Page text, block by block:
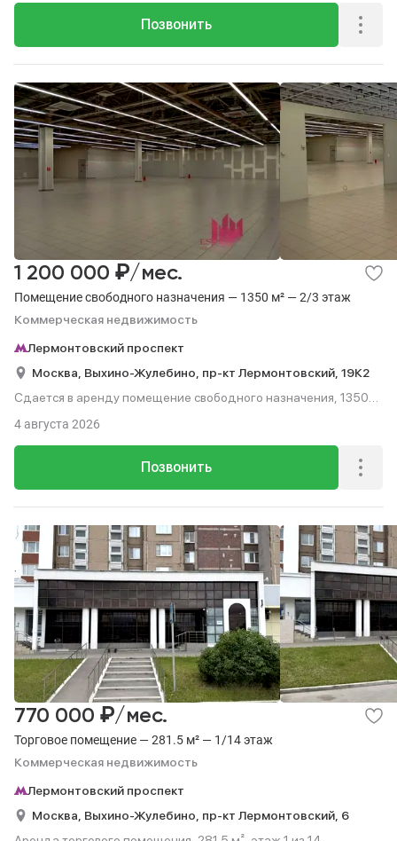
Позвонить
Помещение свободного назначения — 1350 м² — 2/3 этаж
Коммерческая недвижимость
1 200 000 ₽/мес.
Лермонтовский проспект
Москва, Выхино-Жулебино, пр-кт Лермонтовский, 19К2
Сдается в аренду помещение свободного назначения, 1350
Позвонить
4 августа 2026
Торговое помещение — 281.5 м² — 1/14 этаж
Коммерческая недвижимость
770 000 ₽/мес.
Лермонтовский проспект
Москва, Выхино-Жулебино, пр-кт Лермонтовский, 6